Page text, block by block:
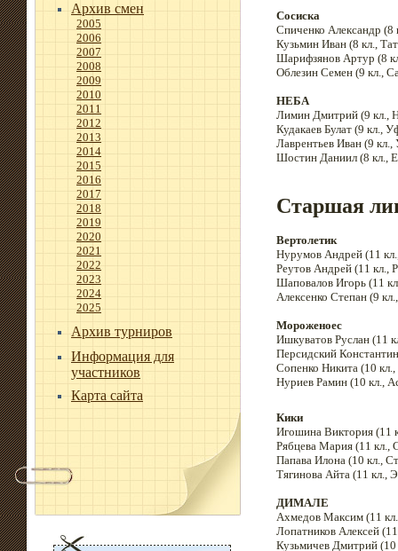
Архив смен
2005
2006
2007
2008
2009
2010
2011
2012
2013
2014
2015
2016
2017
2018
2019
2020
2021
2022
2023
2024
2025
Архив турниров
Информация для
участников
Карта сайта
Сосиска
Спиченко Александр (8
Кузьмин Иван (8 кл.,
Шарифзянов Артур (8
Облезин Семен (9 кл.,
НЕБА
Лимин Дмитрий (9 кл.,
Кудакаев Булат (9 кл.,
Лаврентьев Иван (9 кл.,
Шостин Даниил (8 кл.,
Старшая
Вертолетик
Нурумов Андрей (11
Реутов Андрей (11 кл.,
Шаповалов Игорь (11
Алексенко Степан (9
Мороженоес
Ишкуватов Руслан (11
Персидский
Сопенко Никита (10
Нуриев Рамин (10 кл.,
Кики
Игошина Виктория (11
Рябцева Мария (11
Папава Илона (10 кл.,
Тягинова Айта (11 кл.,
ДИМАЛЕ
Ахмедов Максим (11
Лопатников Алексей
Кузьмичев Дмитрий